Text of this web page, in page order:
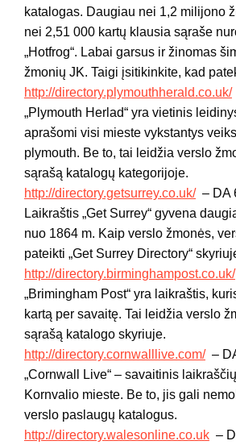
katalogas. Daugiau nei 1,2 milijono
nei 2,51 000 kartų klausia sąraše
„Hotfrog“. Labai garsus ir žinomas
žmonių JK. Taigi įsitikinkite, kad
http://directory.plymouthherald.co.uk/
„Plymouth Herlad“ yra vietinis
aprašomi visi mieste vykstantys
plymouth. Be to, tai leidžia verslo
sąrašą katalogų kategorijoje.
http://directory.getsurrey.co.uk/– DA
Laikraštis „Get Surrey“ gyvena
nuo 1864 m. Kaip verslo žmonės,
pateikti „Get Surrey Directory“
http://directory.birminghampost.co.uk/
„Brimingham Post“ yra laikraštis,
kartą per savaitę. Tai leidžia verslo
sąrašą katalogo skyriuje.
http://directory.cornwalllive.com/–
„Cornwall Live“ – savaitinis
Kornvalio mieste. Be to, jis gali
verslo paslaugų katalogus.
http://directory.walesonline.co.uk –